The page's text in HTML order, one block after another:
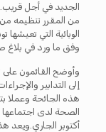
الجديد في أجل
الوبائية التي
وفق ما ورد في بلاغ
وأوضح القائمون على
إلى التدابير
هذه الجائحة وعملا
أكتوبر الجاري.ويعد